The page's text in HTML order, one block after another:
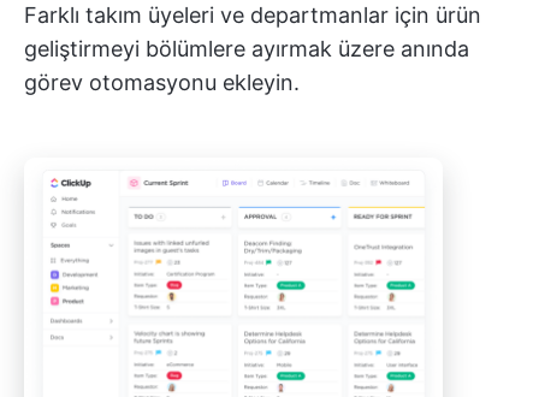
Farklı takım üyeleri ve departmanlar için ürün
geliştirmeyi bölümlere ayırmak üzere anında
görev otomasyonu ekleyin.